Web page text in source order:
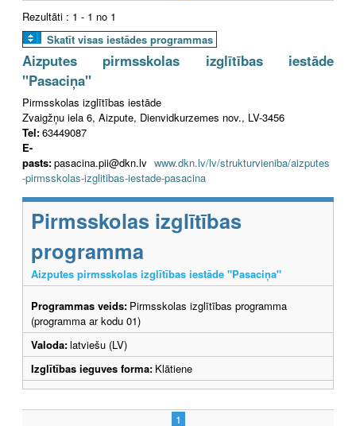
Rezultāti : 1 - 1 no 1
Skatīt visas iestādes programmas
Aizputes pirmsskolas izglītības iestāde
"Pasaciņa"
Pirmsskolas izglītības iestāde
Zvaigžņu iela 6, Aizpute, Dienvidkurzemes nov., LV-3456
Tel:63449087
E-
pasts:pasacina.pii@dkn.lv www.dkn.lv/lv/strukturvieniba/aizputes
-pirmsskolas-izglitibas-iestade-pasacina
Pirmsskolas izglītības
programma
Aizputes pirmsskolas izglītības iestāde "Pasaciņa"
Programmas veids: Pirmsskolas izglītības programma
(programma ar kodu 01)
Valoda:latviešu (LV)
Izglītības ieguves forma: Klātiene
1